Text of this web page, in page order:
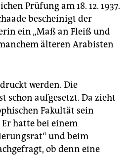
Prüfung am 18. 12. 1937.
bescheinigt der
ein „Maß an Fleiß und
älteren Arabisten
werden. Die
schon aufgesetzt. Da zieht
Fakultät sein
hatte bei einem
und beim
ob denn eine